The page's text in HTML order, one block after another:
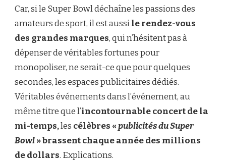
Car, si le Super Bowl déchaîne les passions des
amateurs de sport, il est aussile rendez-vous
des grandes marques, qui n’hésitent pas à
dépenser de véritables fortunes pour
monopoliser, ne serait-ce que pour quelques
secondes, les espaces publicitaires dédiés.
Véritables événements dans l’événement, au
même titre que l’incontournable concert de la
mi-temps,les célèbres «publicités du Super
Bowl» brassent chaque année des millions
de dollars. Explications.